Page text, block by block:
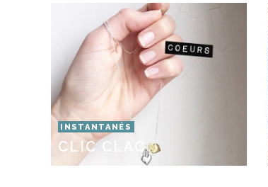
INSTANTANÉS
CLIC CLAC